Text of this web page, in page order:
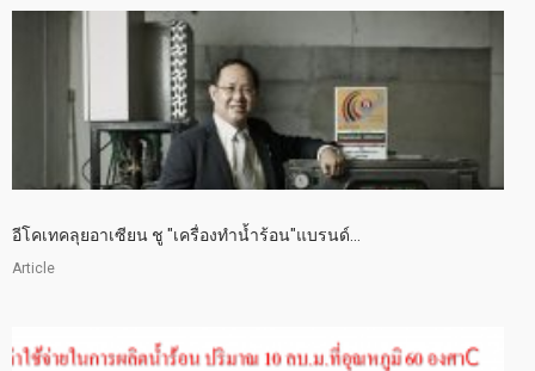
อีโคเทคลุยอาเซียน ชู "เครื่องทำน้ำร้อน"แบรนด์...
Article